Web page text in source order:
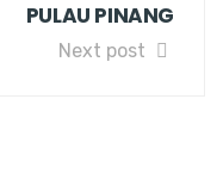
PULAU PINANG
Next post